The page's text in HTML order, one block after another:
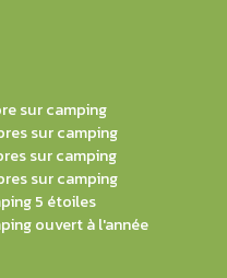
sur camping
sur camping
sur camping
sur camping
5 étoiles
ouvert à l'année